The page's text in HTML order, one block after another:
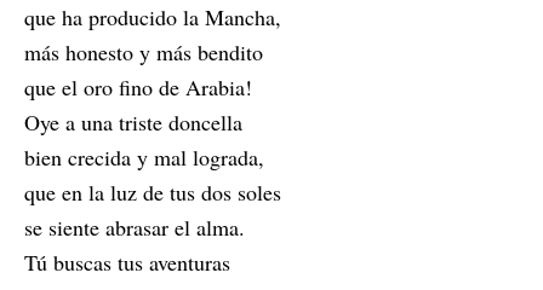
que ha producido la Mancha,
más honesto y más bendito
que el oro fino de Arabia!
Oye a una triste doncella
bien crecida y mal lograda,
que en la luz de tus dos soles
se siente abrasar el alma.
Tú buscas tus aventuras